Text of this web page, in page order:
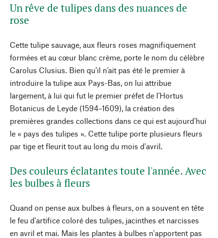
Un rêve de tulipes dans des nuances de
rose
Cette tulipe sauvage, aux fleurs roses magnifiquement
formées et au cœur blanc crème, porte le nom du célèbre
Carolus Clusius. Bien qu’il n’ait pas été le premier à
introduire la tulipe aux Pays-Bas, on lui attribue
largement, à lui qui fut le premier préfet de l’Hortus
Botanicus de Leyde (1594–1609), la création des
premières grandes collections dans ce qui est aujourd’hui
le « pays des tulipes ». Cette tulipe porte plusieurs fleurs
par tige et fleurit tout au long du mois d'avril.
Des couleurs éclatantes toute l'année. Avec
les bulbes à fleurs
Quand on pense aux bulbes à fleurs, on a souvent en tête
le feu d'artifice coloré des tulipes, jacinthes et narcisses
en avril et mai. Mais les plantes à bulbes n'apportent pas